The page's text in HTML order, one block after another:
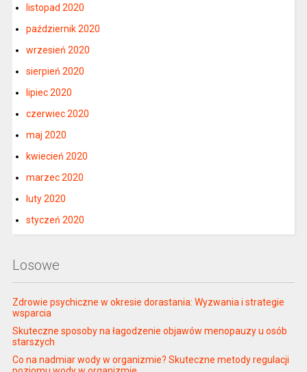
listopad 2020
październik 2020
wrzesień 2020
sierpień 2020
lipiec 2020
czerwiec 2020
maj 2020
kwiecień 2020
marzec 2020
luty 2020
styczeń 2020
Losowe
Zdrowie psychiczne w okresie dorastania: Wyzwania i strategie
wsparcia
Skuteczne sposoby na łagodzenie objawów menopauzy u osób
starszych
Co na nadmiar wody w organizmie? Skuteczne metody regulacji